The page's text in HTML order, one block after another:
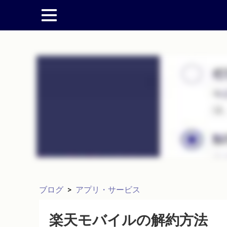
ブログ > アプリ・サービス
楽天モバイルの解約方法